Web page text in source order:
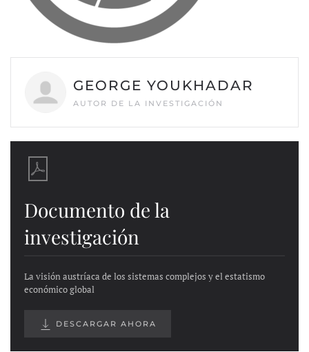
GEORGE YOUKHADAR
AUTOR DE LA INVESTIGACIÓN
Documento de la
investigación
La visión austríaca de los sistemas complejos y el estatismo
económico global
DESCARGAR AHORA